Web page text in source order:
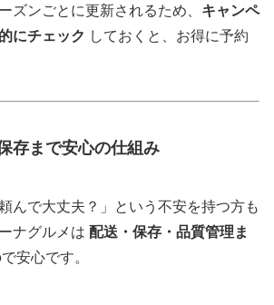
ズンごとに更新されるため、 キャンペ
にチェック しておくと、お得に予約
存まで安心の仕組み
んで大丈夫？」という不安を持つ方も
ナグルメは 配送・保存・品質管理ま
安心です。